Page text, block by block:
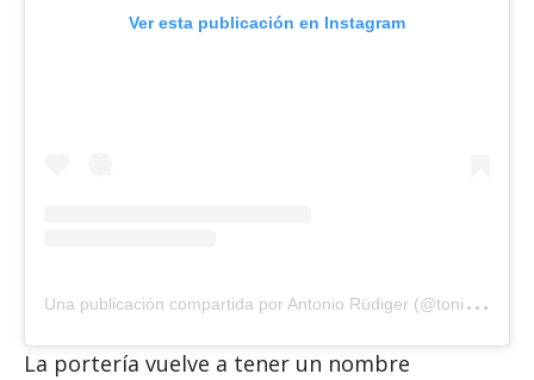
Ver esta publicación en Instagram
U
na publicación compartida por Antonio Rüdiger (@toniruediger)
La portería vuelve a tener un nombre